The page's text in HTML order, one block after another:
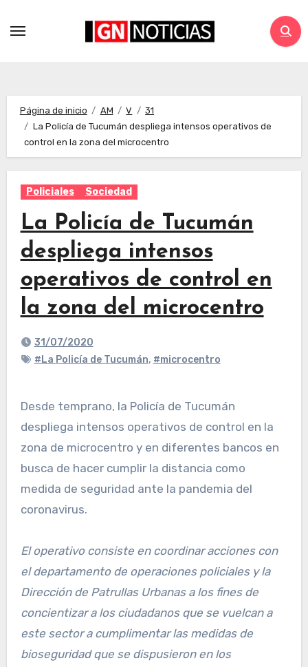
Página de inicio AM V
31
La Policía de Tucumán despliega intensos operativos de
control en la zona del microcentro
Policiales Sociedad
La Policía de Tucumán
despliega intensos
operativos de control en
la zona del microcentro
31/07/2020
#La Policía de Tucumán, #microcentro
Desde temprano, la Policía de Tucumán
despliega intensos operativos de control en la
zona de microcentro y en diferentes bancos en
busca de hacer cumplir la distancia como
medida de seguridad ante la pandemia del
coronavirus.
El operativo consiste en coordinar acciones con
el departamento de operaciones policiales y la
Dirección de Patrullas Urbanas a los fines de
concientizar a los ciudadanos que se vuelcan a
este sector a cumplimentar las medidas de
bioseguridad que se dispusieron en los